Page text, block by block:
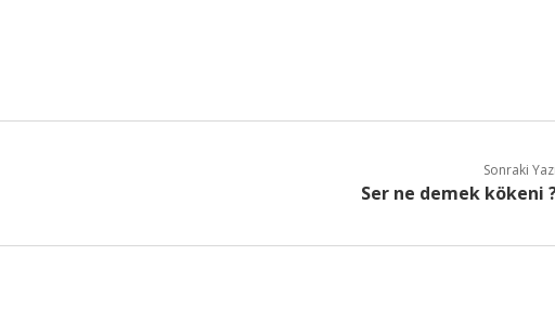
Sonraki
Ser ne demek kökeni